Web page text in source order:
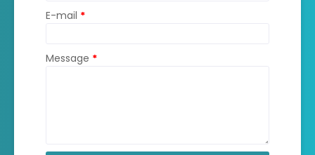
E-mail *
Message *